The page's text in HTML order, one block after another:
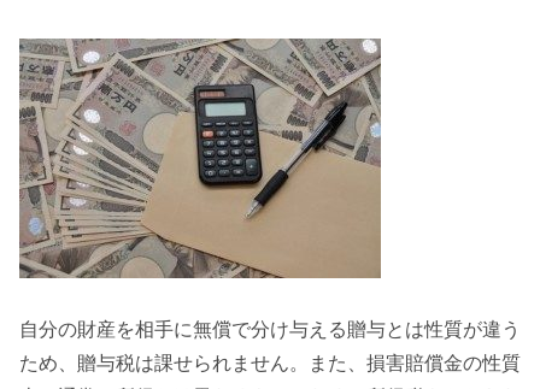
自分の財産を相手に無償で分け与える贈与とは性質が違う
ため、 贈与税は課せられません。また、損害賠償金の性質